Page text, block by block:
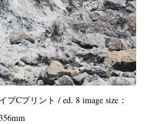
Cプリント / ed. 8 image size：